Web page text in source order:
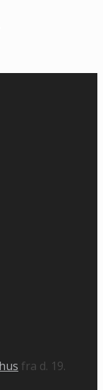
fra d. 19.